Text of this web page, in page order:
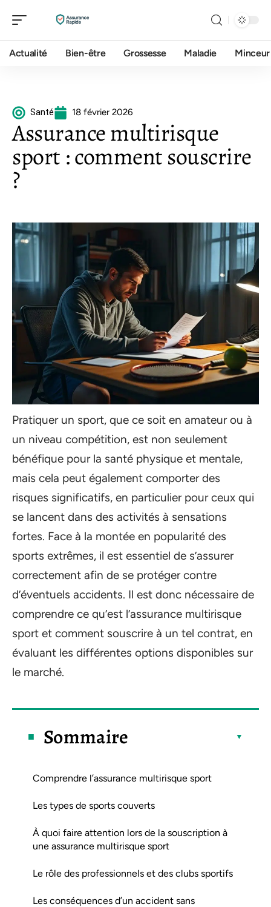
Actualité Bien-être Grossesse Maladie Minceur
Santé 18 février 2026
Assurance multirisque
sport : comment souscrire
?
Pratiquer un sport, que ce soit en amateur ou à
un niveau compétition, est non seulement
bénéfique pour la santé physique et mentale,
mais cela peut également comporter des
risques significatifs, en particulier pour ceux qui
se lancent dans des activités à sensations
fortes. Face à la montée en popularité des
sports extrêmes, il est essentiel de s’assurer
correctement afin de se protéger contre
d’éventuels accidents. Il est donc nécessaire de
comprendre ce qu’est l’assurance multirisque
sport et comment souscrire à un tel contrat, en
évaluant les différentes options disponibles sur
le marché.
Sommaire
Comprendre l’assurance multirisque sport
Les types de sports couverts
À quoi faire attention lors de la souscription à
une assurance multirisque sport
Le rôle des professionnels et des clubs sportifs
Les conséquences d’un accident sans